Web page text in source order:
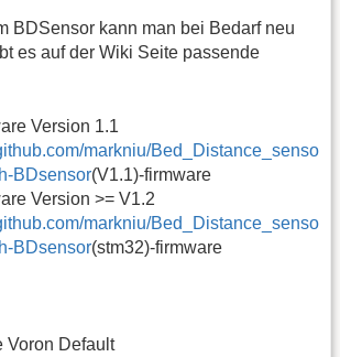
BDSensor kann man bei Bedarf neu
es auf der Wiki Seite passende
Version 1.1
markniu/Bed_Distance_senso
BDsensor(V1.1)-firmware
Version >= V1.2
markniu/Bed_Distance_senso
BDsensor(stm32)-firmware
Voron Default